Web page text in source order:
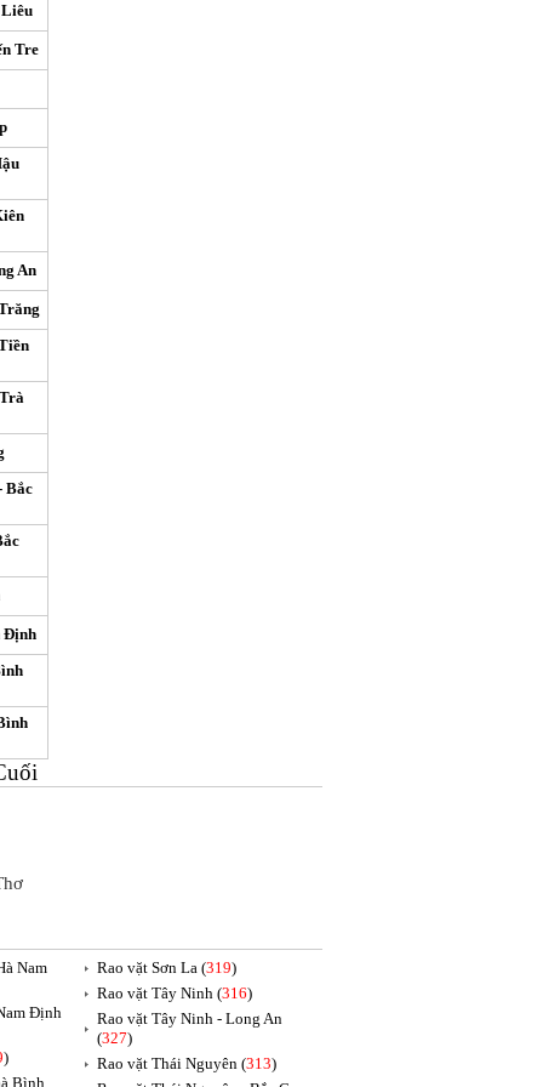
Liêu
Tre
An
Bắc
Định
Nam
Định
)
Bình
Rao vặt Sơn La (319)
Rao vặt Tây Ninh (316)
Rao vặt Tây Ninh - Long An
(327)
Rao vặt Thái Nguyên (313)